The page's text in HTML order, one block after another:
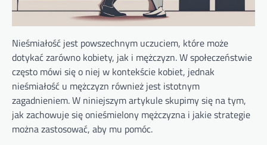
Nieśmiałość jest powszechnym uczuciem, które może
dotykać zarówno kobiety, jak i mężczyzn. W społeczeństwie
często mówi się o niej w kontekście kobiet, jednak
nieśmiałość u mężczyzn również jest istotnym
zagadnieniem. W niniejszym artykule skupimy się na tym,
jak zachowuje się onieśmielony mężczyzna i jakie strategie
można zastosować, aby mu pomóc.